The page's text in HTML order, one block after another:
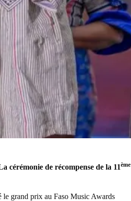
cérémonie de récompense de la 11ème
le grand prix au Faso Music Awards